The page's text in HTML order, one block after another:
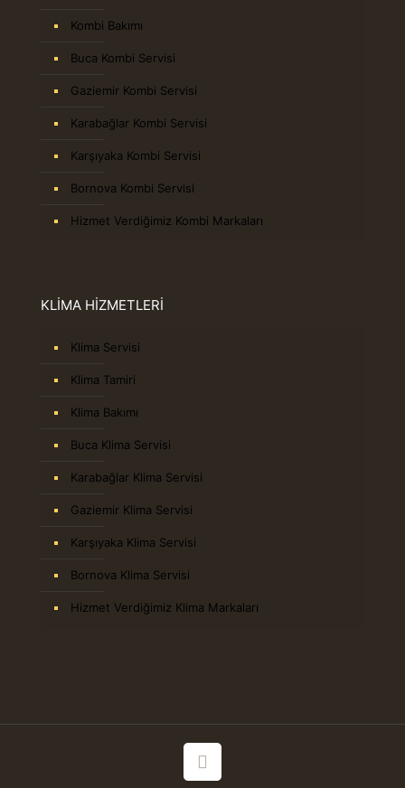
Kombi Bakımı
Buca Kombi Servisi
Gaziemir Kombi Servisi
Karabağlar Kombi Servisi
Karşıyaka Kombi Servisi
Bornova Kombi Servisi
Hizmet Verdiğimiz Kombi Markaları
KLİMA HİZMETLERİ
Klima Servisi
Klima Tamiri
Klima Bakımı
Buca Klima Servisi
Karabağlar Klima Servisi
Gaziemir Klima Servisi
Karşıyaka Klima Servisi
Bornova Klima Servisi
Hizmet Verdiğimiz Klima Markaları